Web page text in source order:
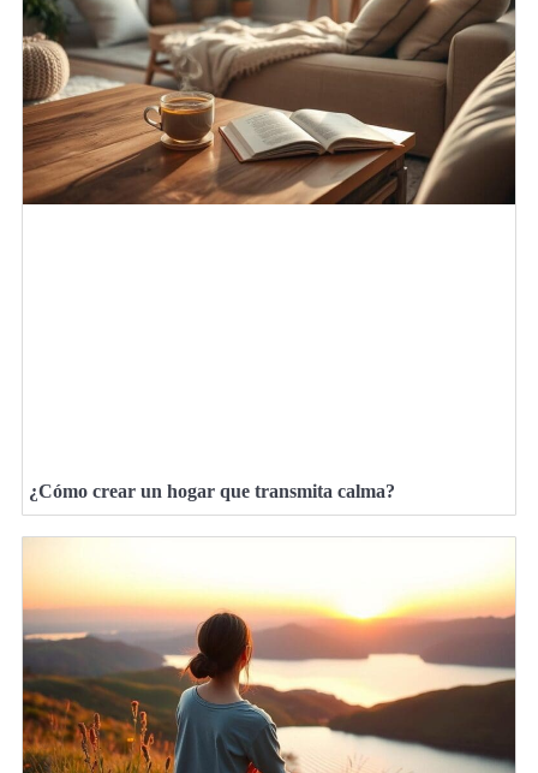
¿Cómo crear un hogar que transmita calma?